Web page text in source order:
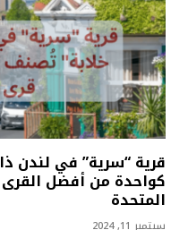
قرية “سرية” في لندن
كواحدة من أفضل
المتحدة
سبتمبر 11, 2024